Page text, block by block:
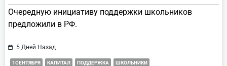
Очередную инициативу поддержки школьников
предложили в РФ.
5 Дней Назад
1СЕНТЯБРЯ КАПИТАЛ ПОДДЕРЖКА ШКОЛЬНИКИ